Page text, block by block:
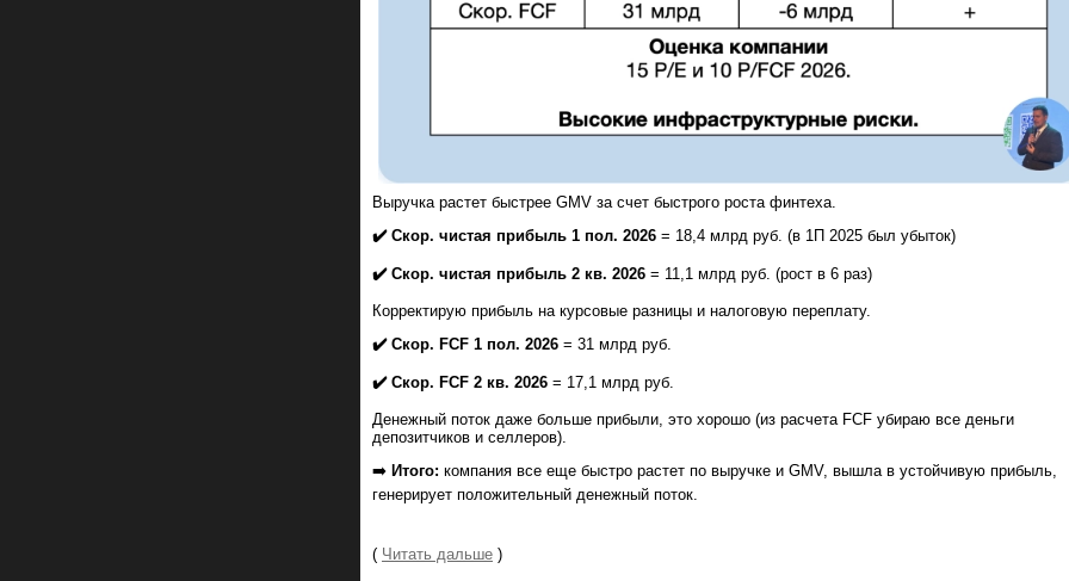
Выручка растет быстрее GMV за счет быстрого роста финтеха.
✔️ Скор. чистая прибыль 1 пол. 2026 = 18,4 млрд руб. (в 1П 2025 был убыток)
✔️ Скор. чистая прибыль 2 кв. 2026 = 11,1 млрд руб. (рост в 6 раз)
Корректирую прибыль на курсовые разницы и налоговую переплату.
✔️ Скор. FCF 1 пол. 2026 = 31 млрд руб.
✔️ Скор. FCF 2 кв. 2026 = 17,1 млрд руб.
Денежный поток даже больше прибыли, это хорошо (из расчета FCF убираю все деньги
депозитчиков и селлеров).
➡️ Итого: компания все еще быстро растет по выручке и GMV, вышла в устойчивую прибыль,
генерирует положительный денежный поток.
( Читать дальше )